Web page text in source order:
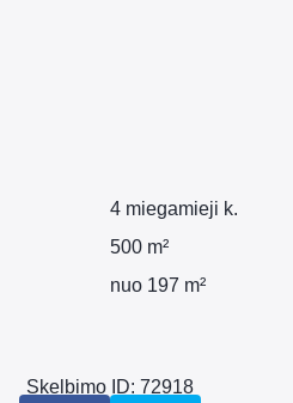
4 miegamieji k.
500 m²
nuo 197 m²
Skelbimo ID: 72918